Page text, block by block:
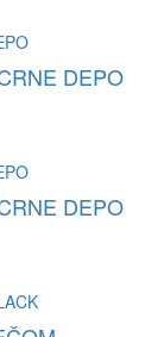
DEPO
DEPO